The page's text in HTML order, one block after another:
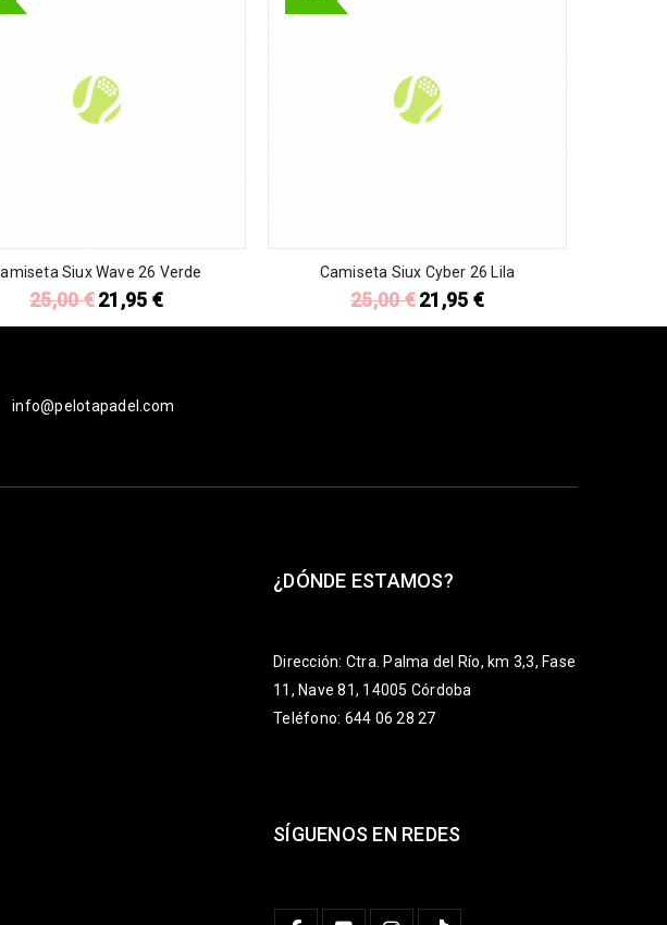
Siux Wave 26 Verde
25,00€21,95 €
Camiseta Siux Cyber 26 Lila
25,00€21,95 €
info@pelotapadel.com
¿DÓNDE ESTAMOS?
Dirección: Ctra. Palma del Río, km 3,3, Fase
11, Nave 81, 14005 Córdoba
Teléfono: 644 06 28 27
SÍGUENOS EN REDES